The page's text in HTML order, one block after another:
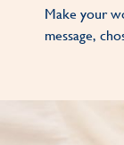
Make your
message,